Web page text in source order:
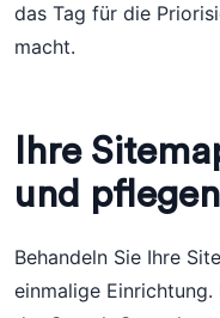
das Tag für die
macht.
Ihre
und pflegen
Behandeln Sie Ihre
einmalige